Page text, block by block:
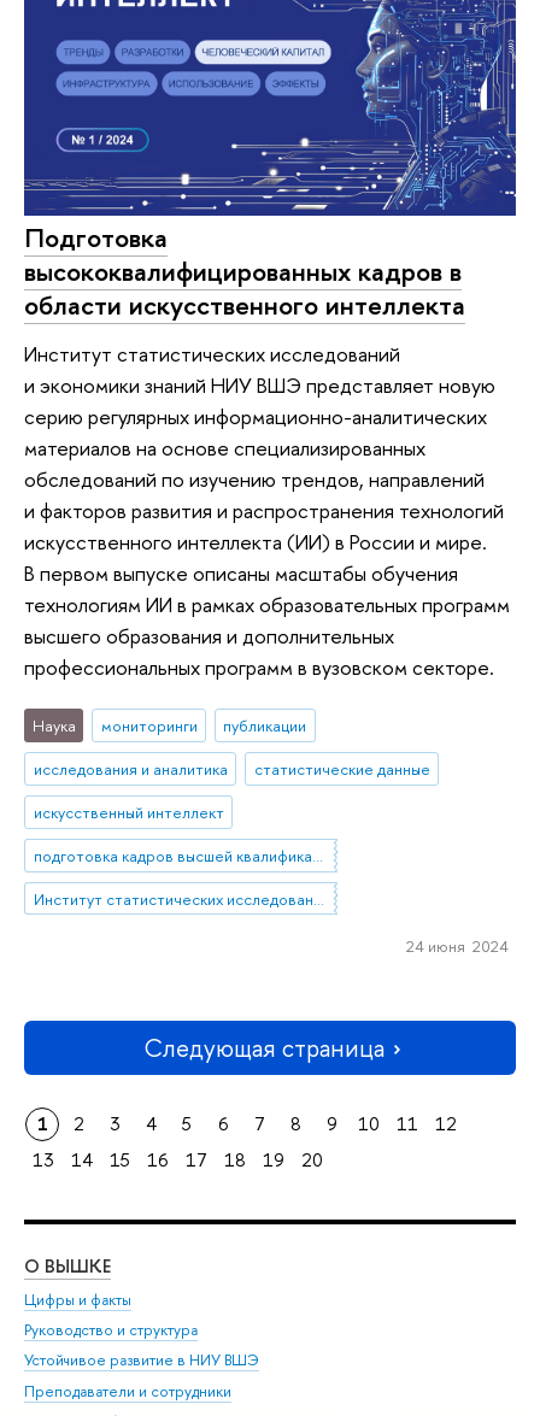
Подготовка
высококвалифицированных кадров в
области искусственного интеллекта
Институт статистических исследований
и экономики знаний НИУ ВШЭ представляет новую
серию регулярных информационно-аналитических
материалов на основе специализированных
обследований по изучению трендов, направлений
и факторов развития и распространения технологий
искусственного интеллекта (ИИ) в России и мире.
В первом выпуске описаны масштабы обучения
технологиям ИИ в рамках образовательных программ
высшего образования и дополнительных
профессиональных программ в вузовском секторе.
Наука мониторинги
публикации
исследования и аналитика
статистические данные
искусственный интеллект
подготовка кадров высшей квалификации
24 июня 2024
Следующая страница
1 2 3 4 5 6 7 8 9 10 11
12
13
14 15 16 17 18 19 20
О ВЫШКЕ
Цифры и факты
Руководство и структура
Устойчивое развитие в НИУ ВШЭ
Преподаватели и сотрудники